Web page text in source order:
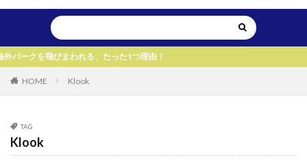
れる、たった1つ理由！
HOME Klook
TAG
Klook